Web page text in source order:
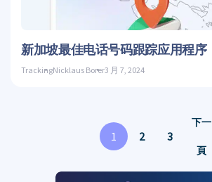
新加坡最佳电话号码跟踪应用程序
TrackingNicklaus Borer3 月 7, 2024
1 2 3
下一
頁